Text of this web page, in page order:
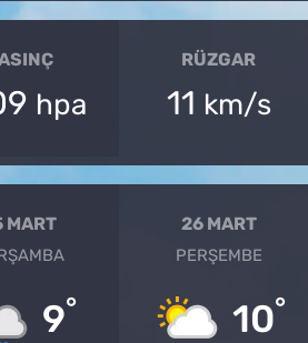
hpa
RÜZGAR
11 km/s
MART
9°
26 MART
PERŞEMBE
10°